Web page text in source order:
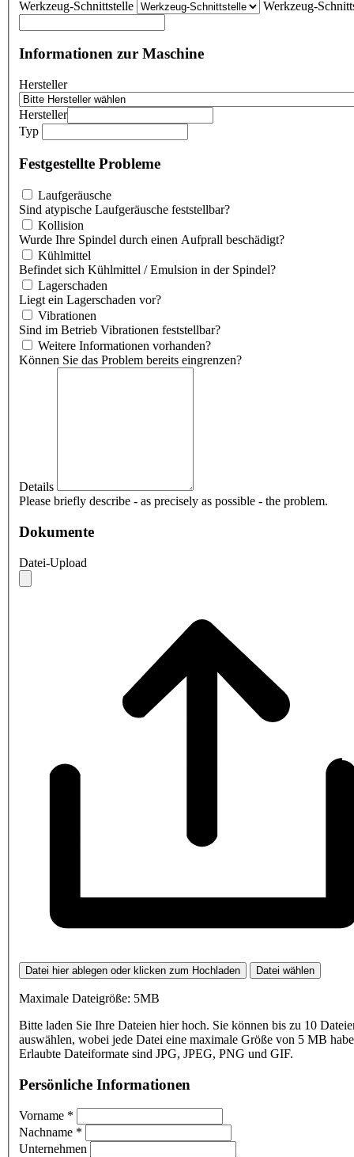
Werkzeug-Schnittstelle Werkzeug-
Informationen zur Maschine
Hersteller
Hersteller
Typ
Festgestellte Probleme
Laufgeräusche
Sind atypische Laufgeräusche feststellbar?
Kollision
Wurde Ihre Spindel durch einen Aufprall beschädigt?
Kühlmittel
Befindet sich Kühlmittel / Emulsion in der Spindel?
Lagerschaden
Liegt ein Lagerschaden vor?
Vibrationen
Sind im Betrieb Vibrationen feststellbar?
Weitere Informationen vorhanden?
Können Sie das Problem bereits eingrenzen?
Details
Please briefly describe - as precisely as possible - the problem.
Dokumente
Datei-Upload
Datei hier ablegen oder klicken zum Hochladen Datei wählen
Maximale Dateigröße: 5MB
Bitte laden Sie Ihre Dateien hier hoch. Sie können bis zu 10
auswählen, wobei jede Datei eine maximale Größe von 5 MB
Erlaubte Dateiformate sind JPG, JPEG, PNG und GIF.
Persönliche Informationen
Vorname *
Nachname *
Unternehmen